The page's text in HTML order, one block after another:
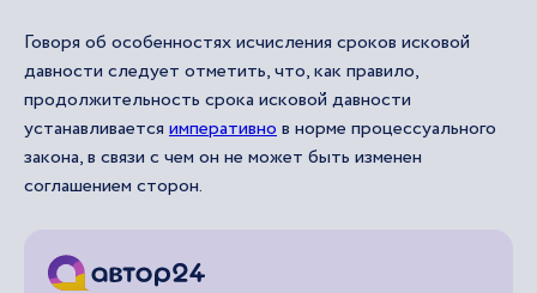
Говоря об особенностях исчисления сроков исковой
давности следует отметить, что, как правило,
продолжительность срока исковой давности
устанавливается императивнов норме процессуального
закона, в связи с чем он не может быть изменен
соглашением сторон.